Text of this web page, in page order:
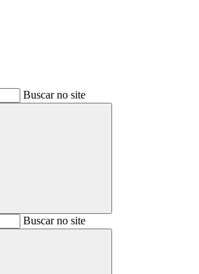
Buscar no site
BuscarBuscar no site